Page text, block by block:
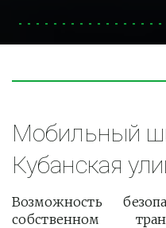
Мобильный
Кубанская
Возможность
собственном